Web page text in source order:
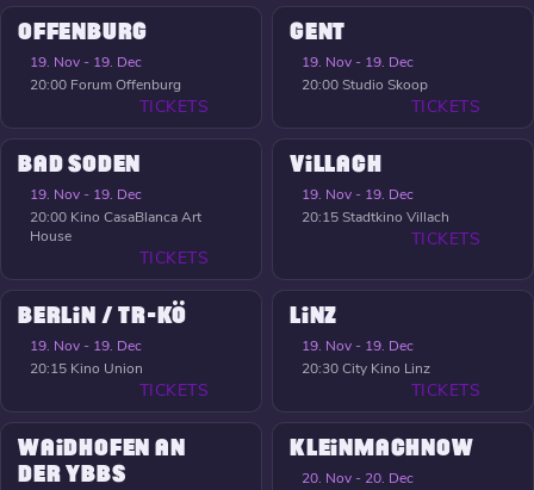
OFFENBURG
19. Nov - 19. Dec
20:00 Forum Offenburg
TICKETS
GENT
19. Nov - 19. Dec
20:00Studio Skoop
TICKETS
BAD SODEN
19. Nov - 19. Dec
20:00 Kino CasaBlanca Art
House
TICKETS
VILLACH
19. Nov - 19. Dec
20:15Stadtkino Villach
TICKETS
BERLIN / TR-KÖ
19. Nov - 19. Dec
20:15 Kino Union
TICKETS
LINZ
19. Nov - 19. Dec
20:30City Kino Linz
TICKETS
WAIDHOFEN AN
DER YBBS
KLEINMACHNOW
20. Nov - 20. Dec